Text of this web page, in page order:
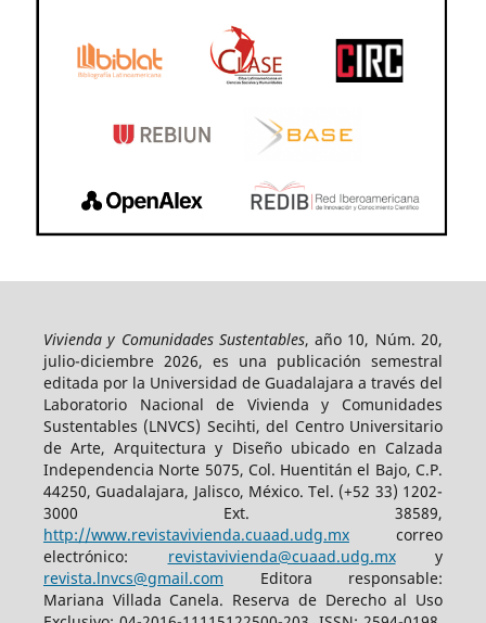
Vivienda y Comunidades Sustentables, año 10, Núm. 20,
julio-diciembre 2026, es una publicación semestral
editada por la Universidad de Guadalajara a través del
Laboratorio Nacional de Vivienda y Comunidades
Sustentables (LNVCS) Secihti, del Centro Universitario
de Arte, Arquitectura y Diseño ubicado en Calzada
Independencia Norte 5075, Col. Huentitán el Bajo, C.P.
44250, Guadalajara, Jalisco, México. Tel. (+52 33) 1202-
3000 Ext. 38589,
http://www.revistavivienda.cuaad.udg.mxcorreo
electrónico: revistavivienda@cuaad.udg.mxy
revista.lnvcs@gmail.com Editora responsable:
Mariana Villada Canela. Reserva de Derecho al Uso